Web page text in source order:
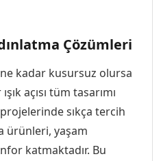
Çözümleri
kadar kusursuz olursa
açısı tüm tasarımı
sıkça tercih
ürünleri, yaşam
katmaktadır. Bu